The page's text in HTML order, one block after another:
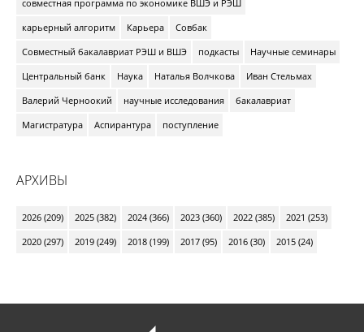
совместная программа по экономике ВШЭ и РЭШ
карьерный алгоритм
Карьера
Совбак
Совместный бакалавриат РЭШ и ВШЭ
подкасты
Научные семинары
Центральный банк
Наука Наталья Волчкова
Иван Стельмах
Валерий Черноокий
научные исследования
бакалавриат
Магистратура
Аспирантура поступление
АРХИВЫ
2026 (209) 2025 (382) 2024 (366) 2023 (360) 2022 (385)
2021 (253)
2020 (297)
2019 (249) 2018 (199) 2017 (95) 2016 (30) 2015 (24)